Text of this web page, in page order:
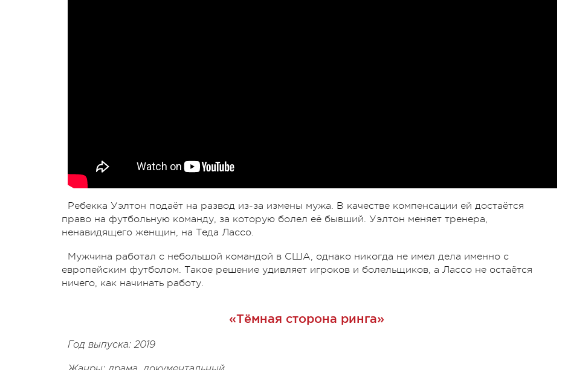
Ребекка Уэлтон подаёт на развод из-за измены мужа. В качестве компенсации ей достаётся
право на футбольную команду, за которую болел её бывший. Уэлтон меняет тренера,
ненавидящего женщин, на Теда Лассо.
Мужчина работал с небольшой командой в США, однако никогда не имел дела именно с
европейским футболом. Такое решение удивляет игроков и болельщиков, а Лассо не остаётся
ничего, как начинать работу.
«Тёмная сторона ринга»
Год выпуска: 2019